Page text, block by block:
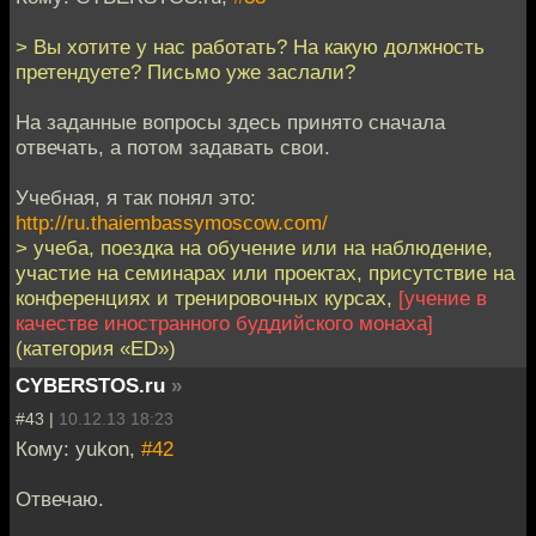
> Вы хотите у нас работать? На какую должность
претендуете? Письмо уже заслали?
На заданные вопросы здесь принято сначала
отвечать, а потом задавать свои.
Учебная, я так понял это:
http://ru.thaiembassymoscow.com/
> учеба, поездка на обучение или на наблюдение,
участие на семинарах или проектах, присутствие на
конференциях и тренировочных курсах, [учение в
качестве иностранного буддийского монаха]
(категория «ED»)
CYBERSTOS.ru »
#43 | 10.12.13 18:23
Кому: yukon, #42
Отвечаю.